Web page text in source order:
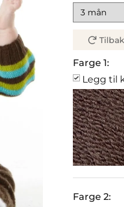
Farge 1:
Legg til
Farge 2: